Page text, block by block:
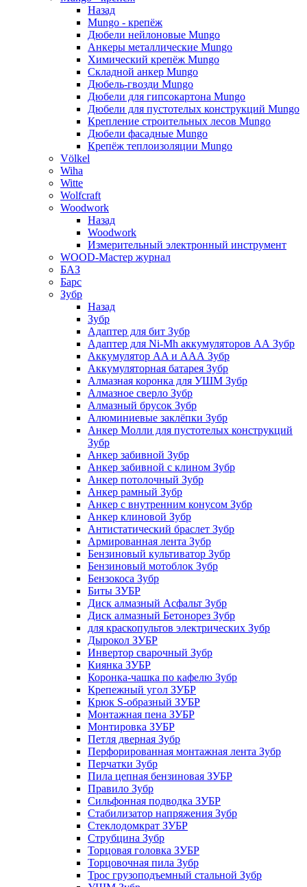
Назад
Mungo - крепёж
Дюбели нейлоновые Mungo
Анкеры металлические Mungo
Химический крепёж Mungo
Складной анкер Mungo
Дюбель-гвозди Mungo
Дюбели для гипсокартона Mungo
Дюбели для пустотелых конструкций Mungo
Крепление строительных лесов Mungo
Дюбели фасадные Mungo
Крепёж теплоизоляции Mungo
Völkel
Wiha
Witte
Wolfcraft
Woodwork
Назад
Woodwork
Измерительный электронный инструмент
WOOD-Мастер журнал
БАЗ
Барс
Зубр
Назад
Зубр
Адаптер для бит Зубр
Адаптер для Ni-Mh аккумуляторов АА Зубр
Аккумулятор AA и ААА Зубр
Аккумуляторная батарея Зубр
Алмазная коронка для УШМ Зубр
Алмазное сверло Зубр
Алмазный брусок Зубр
Алюминиевые заклёпки Зубр
Анкер Молли для пустотелых конструкций
Зубр
Анкер забивной Зубр
Анкер забивной с клином Зубр
Анкер потолочный Зубр
Анкер рамный Зубр
Анкер с внутренним конусом Зубр
Анкер клиновой Зубр
Антистатический браслет Зубр
Армированная лента Зубр
Бензиновый культиватор Зубр
Бензиновый мотоблок Зубр
Бензокоса Зубр
Биты ЗУБР
Диск алмазный Асфальт Зубр
Диск алмазный Бетонорез Зубр
для краскопультов электрических Зубр
Дырокол ЗУБР
Инвертор сварочный Зубр
Киянка ЗУБР
Коронка-чашка по кафелю Зубр
Крепежный угол ЗУБР
Крюк S-образный ЗУБР
Монтажная пена ЗУБР
Монтировка ЗУБР
Петля дверная Зубр
Перфорированная монтажная лента Зубр
Перчатки Зубр
Пила цепная бензиновая ЗУБР
Правило Зубр
Сильфонная подводка ЗУБР
Стабилизатор напряжения Зубр
Стеклодомкрат ЗУБР
Струбцина Зубр
Торцовая головка ЗУБР
Торцовочная пила Зубр
Трос грузоподъемный стальной Зубр